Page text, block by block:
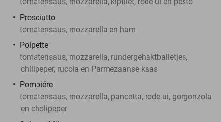
Prosciutto
tomatensaus, mozzarella en ham
Polpette
tomatensaus, mozzarella, rundergehaktballetjes,
chilipeper, rucola en Parmezaanse kaas
Pompiére
tomatensaus, mozzarella, pancetta, rode ui, gorgonzola
en cholipeper